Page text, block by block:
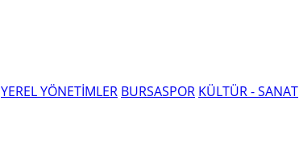
YEREL YÖNETİMLER BURSASPOR KÜLTÜR - SANAT